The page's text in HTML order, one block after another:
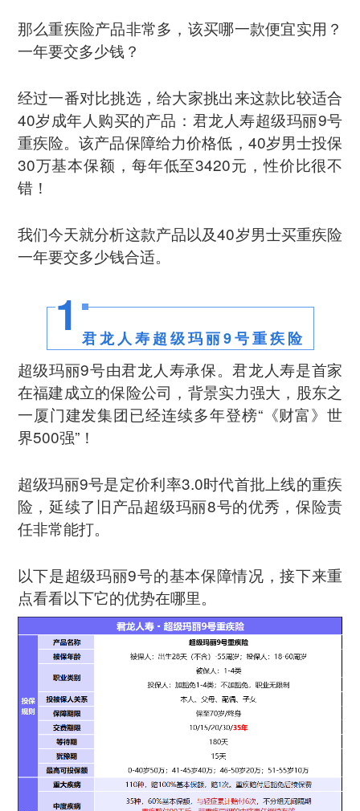
那么重疾险产品非常多，该买哪一款便宜实用？
一年要交多少钱？
经过一番对比挑选，给大家挑出来这款比较适合
40岁成年人购买的产品：君龙人寿超级玛丽9号
重疾险。该产品保障给力价格低，40岁男士投保
30万基本保额，每年低至3420元，性价比很不
错！
我们今天就分析这款产品以及40岁男士买重疾险
一年要交多少钱合适。
1 君龙人寿超级玛丽9号重疾险
超级玛丽9号由君龙人寿承保。君龙人寿是首家
在福建成立的保险公司，背景实力强大，股东之
一厦门建发集团已经连续多年登榜“《财富》世
界500强”！
超级玛丽9号是定价利率3.0时代首批上线的重疾
险，延续了旧产品超级玛丽8号的优秀，保险责
任非常能打。
以下是超级玛丽9号的基本保障情况，接下来重
点看看以下它的优势在哪里。